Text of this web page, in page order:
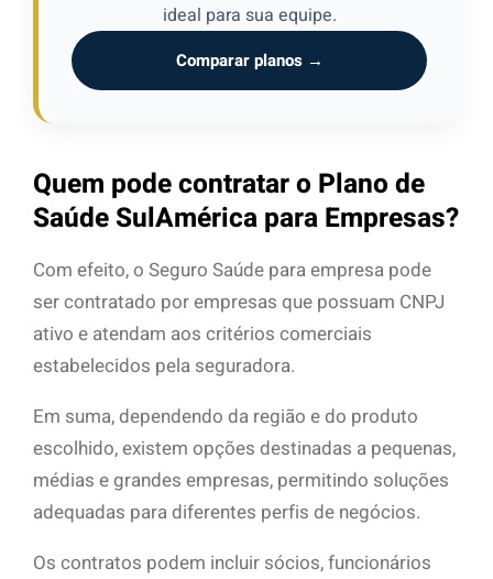
ideal para sua equipe.
Comparar planos →
Quem pode contratar o Plano de
Saúde SulAmérica para Empresas?
Com efeito, o Seguro Saúde para empresa pode
ser contratado por empresas que possuam CNPJ
ativo e atendam aos critérios comerciais
estabelecidos pela seguradora.
Em suma, dependendo da região e do produto
escolhido, existem opções destinadas a pequenas,
médias e grandes empresas, permitindo soluções
adequadas para diferentes perfis de negócios.
Os contratos podem incluir sócios, funcionários